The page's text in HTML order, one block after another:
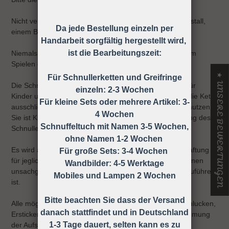
Nicht verwenden, wenn der Säugling sich in einem Laufstall,
einem Bett oder einer Wiege befindet
Niemals die Schnullerkette dem Kind ohne Schnuller zum
Spielen geben.
Die Schnullerkette darf nicht unbefestigt als Spielzeug für
Kinder unter 36 Monaten verwendet werden, daher ist die Kette
ausschließlich unter Aufsicht eines Erwachsenen zu benutzen!
Sie ist KEIN Spielzeug, sondern dient nur zur Befestigung des
Schnullers an der Kleidung.
Es wird ausdrücklich darauf hingewiesen, dass keine Haftung
für jegliche Art von Risiken übernommen wird, die auf einen
unsachgemäßen Gebrauch der Schnullerkette zurück zuführen
ist.
Alle möglichen Unfälle und Verletzungen wie z.B. Verschlucken,
Ersticken, Strangulieren ect. können durch die Wahrnehmung
der Aufsichtspflicht vermieden werden!
★ UNSERE BEWERTUNGEN
Da jede Bestellung einzeln per
Handarbeit sorgfältig hergestellt wird,
ist die Bearbeitungszeit:
Für Schnullerketten und Greifringe
einzeln: 2-3 Wochen
Für kleine Sets oder mehrere Artikel: 3-
4 Wochen
Schnuffeltuch mit Namen 3-5 Wochen,
ohne Namen 1-2 Wochen
Für große Sets: 3-4 Wochen
Wandbilder: 4-5 Werktage
Mobiles und Lampen 2 Wochen
Bitte beachten Sie dass der Versand
danach stattfindet und in Deutschland
1-3 Tage dauert, selten kann es zu